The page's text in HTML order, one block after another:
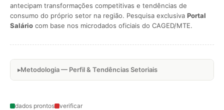
antecipam transformações competitivas e tendências de
consumo do próprio setor na região. Pesquisa exclusiva Portal
Salário com base nos microdados oficiais do CAGED/MTE.
Metodologia — Perfil & Tendências Setoriais
dados prontos verificar